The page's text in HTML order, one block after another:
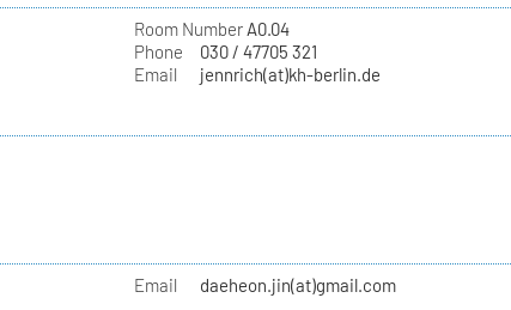
Room NumberA0.04
Phone
030 / 47705 321
Email
jennrich(at)kh-berlin.de
Email daeheon.jin(at)gmail.com